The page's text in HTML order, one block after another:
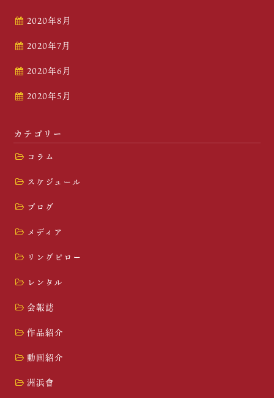
2020年8月
2020年7月
2020年6月
2020年5月
カテゴリー
コラム
スケジュール
ブログ
メディア
リングピロー
レンタル
会報誌
作品紹介
動画紹介
洲浜會